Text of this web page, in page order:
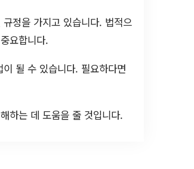
정을 가지고 있습니다. 법적으
요합니다.
될 수 있습니다. 필요하다면
하는 데 도움을 줄 것입니다.